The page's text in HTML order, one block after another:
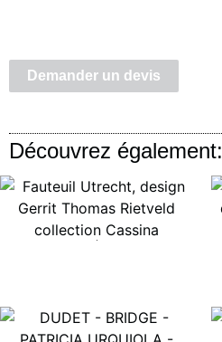
Demander un devis
Découvrez également: